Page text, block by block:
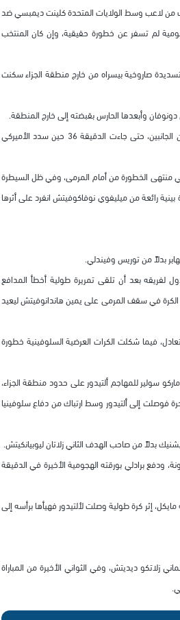
من لاعب وسط الولايات المتحدة كلينت ديمبسي ضد
لم تسفر عن خطورة حقيقية، وإن كان المنتخب
إثر تسديدة صاروخية بيسراه من خارج منطقة الجزاء سكنت
وأبعدها الحارس بقبضته إلى خارج المنطقة.
ولم يشهد نصف الساعة الأول من المباراة خطورة حقيقية على المرميين باستثناء الهدف، نظراً للحذر الدفاعي من الجانبين، حتى جاءت الدقيقة 36 حين سدد الأميركي
منتهى الخطورة من أمام المرمى، وفي ظل السيطرة
في الدقيقة 42 عن طريق ليوبيانكيتش إثر تمريرة بينية رائعة من ميليفوي نوفاكوفيتش انفرد على أثرها
بدلاً من توريس وفيندلي.
الأول لفريقه بعد أن تلقى تمريرة طولية أخطأ المدافع
الكرة في سقف المرمى على يمين هاندانوفيتش ليعيد
فيما شكلت الكرات العرضية السلوفينية خطورة
ماركو سولير للمهاجم ألتيدور على حدود منطقة الجزاء،
فوصلت إلى ألتيدور وسط ارتباك من دفاع سلوفينيا
ودفع برادلي بورقته الهجومية الأخيرة في الدقيقة
أراد وبأفضل صورة ممكنة، إذ جاء هدف التعادل في الدقيقة 82 عن طريق ابنه مايكل، إثر كرة طولية وصلت لألتيدور فهيأها برأسه إلى
زلاتكو ديديتش، وفي الثواني الأخيرة من المباراة